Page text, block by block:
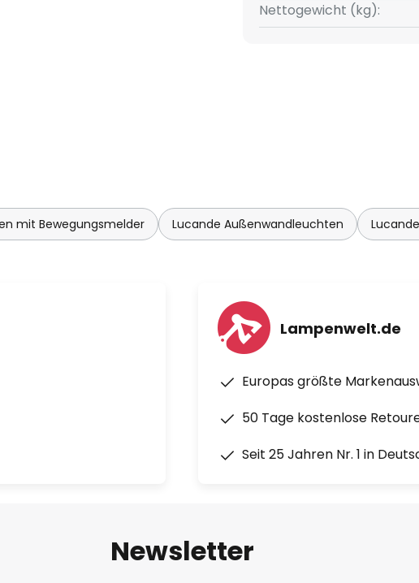
Nettogewicht (kg):
mit Bewegungsmelder Lucande Außenwandleuchten
Lampenwelt.de
Europas größte
50 Tage kostenlose
Seit 25 Jahren Nr. 1 in
Newsletter